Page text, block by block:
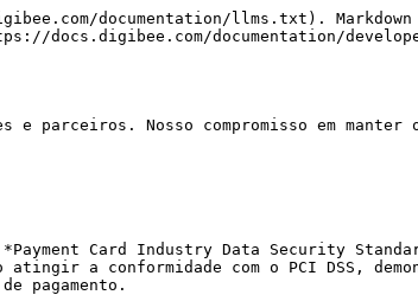
documentation/llms.txt).
docs.digibee.com/documentation/
parceiros. Nosso compromisso em
Card Industry Data Security
a conformidade com o PCI DSS,
pagamento.